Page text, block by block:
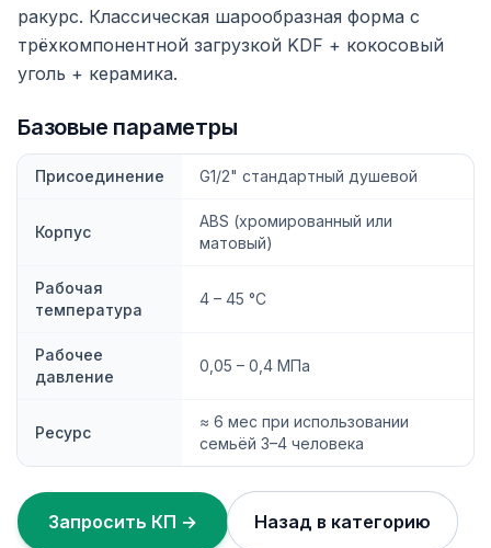
ракурс. Классическая шарообразная форма с
трёхкомпонентной загрузкой KDF + кокосовый
уголь + керамика.
Базовые параметры
Присоединение G1/2" стандартный душевой
Корпус
ABS (хромированный или
матовый)
Рабочая
температура
4 – 45 °C
Рабочее
давление
0,05 – 0,4 МПа
Ресурс
≈ 6 мес при использовании
семьёй 3–4 человека
Запросить КП → Назад в категорию